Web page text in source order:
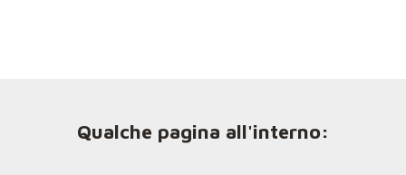
Qualche pagina all'interno: